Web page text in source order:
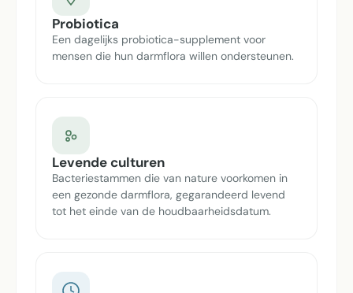
Probiotica
Een dagelijks probiotica-supplement voor
mensen die hun darmflora willen ondersteunen.
Levende culturen
Bacteriestammen die van nature voorkomen in
een gezonde darmflora, gegarandeerd levend
tot het einde van de houdbaarheidsdatum.